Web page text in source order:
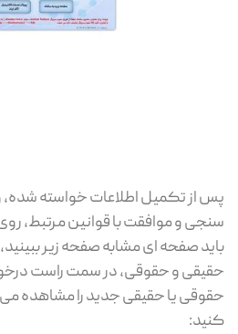
پس از تکمیل اطلاعات خواسته شده،
سنجی و موافقت با قوانین مرتبط،
باید صفحه ای مشابه صفحه زیر
حقیقی و حقوقی، در سمت راست
حقوقی یا حقیقی جدید را مشاهده
کنید: